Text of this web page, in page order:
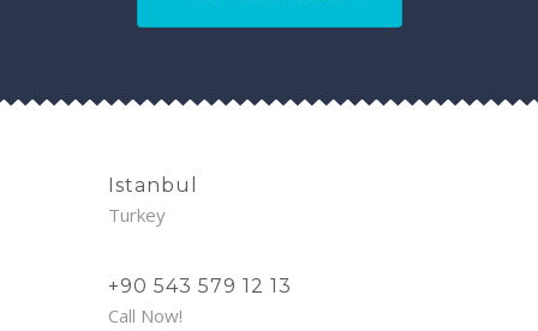
Istanbul
Turkey
+90 543 579 12 13
Call Now!